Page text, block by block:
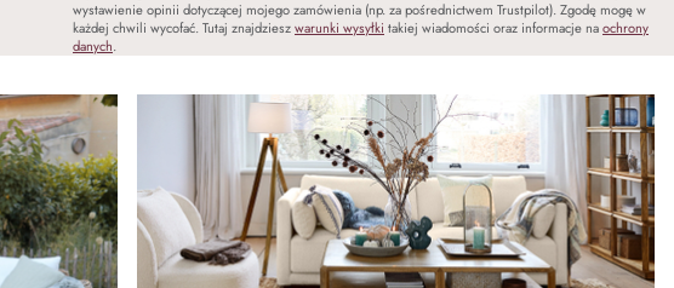
wystawienie opinii dotyczącej mojego zamówienia (np. za pośrednictwem Trustpilot). Zgodę mogę w
każdej chwili wycofać. Tutaj znajdzieszwarunki wysyłki takiej wiadomości oraz informacje naochrony
danych.